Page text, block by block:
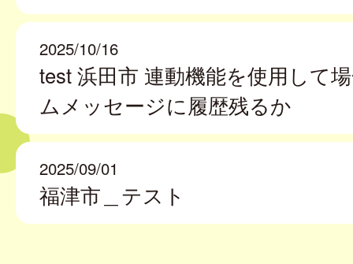
2025/10/16
test 浜田市 連動機能を使用して
ムメッセージに履歴残るか
2025/09/01
福津市＿テスト